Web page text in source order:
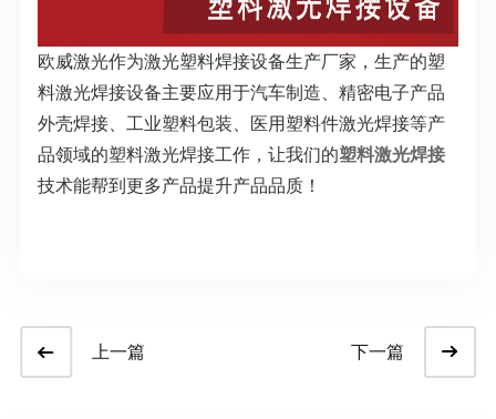
欧威激光作为激光塑料焊接设备生产厂家，生产的塑
料激光焊接设备主要应用于汽车制造、精密电子产品
外壳焊接、工业塑料包装、医用塑料件激光焊接等产
品领域的塑料激光焊接工作，让我们的塑料激光焊接
技术能帮到更多产品提升产品品质！
上一篇 下一篇